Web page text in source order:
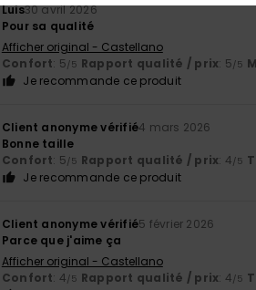
Luis30 avril 2026
Pour sa qualité
Afficher original - Castellano
Confort: 5/5 Rapport qualité / prix: 5/5
Je recommande ce produit
Client anonyme vérifié4 mars 2026
Bonne taille
Confort: 5/5 Rapport qualité / prix: 4/5
Je recommande ce produit
Client anonyme vérifié5 février 2026
Parce que j'aime ça
Afficher original - Castellano
Confort: 4/5 Rapport qualité / prix: 4/5